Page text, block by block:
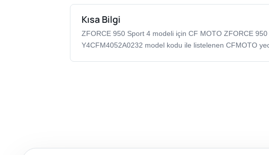
Kısa Bilgi
ZFORCE 950 Sport 4 modeli için CF MOTO ZFORCE
Y4CFM4052A0232 model kodu ile listelenen CFMOTO